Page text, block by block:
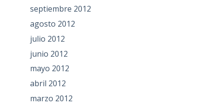
septiembre 2012
agosto 2012
julio 2012
junio 2012
mayo 2012
abril 2012
marzo 2012